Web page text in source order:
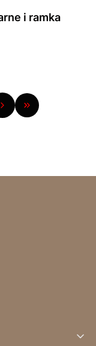
Przejdź do